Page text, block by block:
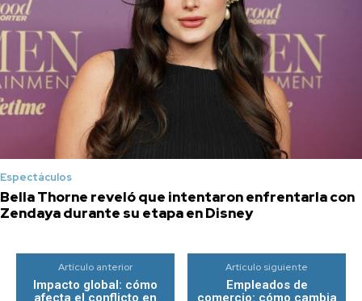
Espectáculos
Bella Thorne reveló que intentaron enfrentarla con
Zendaya durante su etapa en Disney
Artículo anterior
Impacto global: cómo
afecta el conflicto en
Artículo siguiente
Empleados de
comercio: cómo cambia